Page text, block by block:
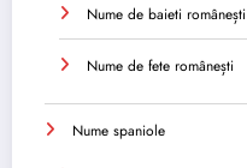
Nume de baieti românești
Nume de fete românești
Nume spaniole